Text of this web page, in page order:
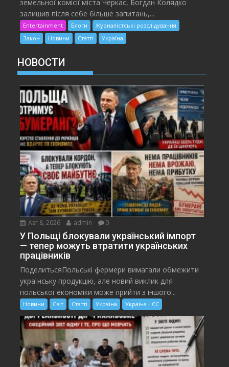
земельної комісії міста Черкас, Богдан Колядко
залишив після себе більше запитань,...
Entertainment Блоги
Журналістські розслідування
Закон
Новини Статті Україна
НОВОСТИ
Авг 8, 2026 admin 0
У Польщі блокували український імпорт
— тепер можуть втратити українських
працівників
ПоделитьсяПольські фермери вимагали обмежити
українську продукцію, але новий виклик для
польської економіки може прийти з іншого...
Новини Світ Статті Україна Україна - ЄС